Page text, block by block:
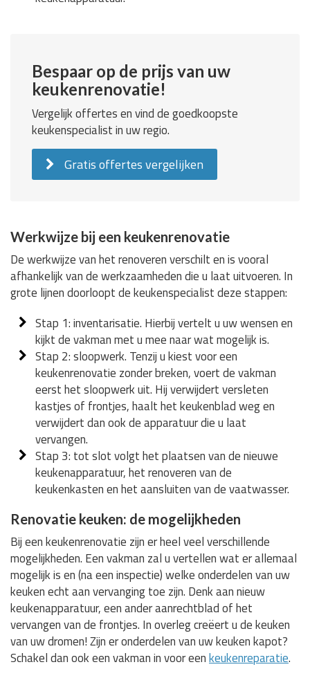
Bespaar op de prijs van uw
keukenrenovatie!
Vergelijk offertes en vind de goedkoopste
keukenspecialist in uw regio.
Gratis offertes vergelijken
Werkwijze bij een keukenrenovatie
De werkwijze van het renoveren verschilt en is vooral
afhankelijk van de werkzaamheden die u laat uitvoeren. In
grote lijnen doorloopt de keukenspecialist deze stappen:
Stap 1: inventarisatie. Hierbij vertelt u uw wensen en
kijkt de vakman met u mee naar wat mogelijk is.
Stap 2: sloopwerk. Tenzij u kiest voor een
keukenrenovatie zonder breken, voert de vakman
eerst het sloopwerk uit. Hij verwijdert versleten
kastjes of frontjes, haalt het keukenblad weg en
verwijdert dan ook de apparatuur die u laat
vervangen.
Stap 3: tot slot volgt het plaatsen van de nieuwe
keukenapparatuur, het renoveren van de
keukenkasten en het aansluiten van de vaatwasser.
Renovatie keuken: de mogelijkheden
Bij een keukenrenovatie zijn er heel veel verschillende
mogelijkheden. Een vakman zal u vertellen wat er allemaal
mogelijk is en (na een inspectie) welke onderdelen van uw
keuken echt aan vervanging toe zijn. Denk aan nieuw
keukenapparatuur, een ander aanrechtblad of het
vervangen van de frontjes. In overleg creëert u de keuken
van uw dromen! Zijn er onderdelen van uw keuken kapot?
Schakel dan ook een vakman in voor eenkeukenreparatie.